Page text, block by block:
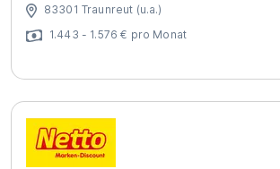
83301 Traunreut (u.a.)
1.443 - 1.576 € pro Monat